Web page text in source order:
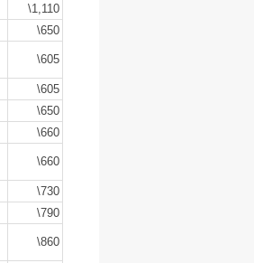
\1,110
\650
\605
\605
\650
\660
\660
\730
\790
\860